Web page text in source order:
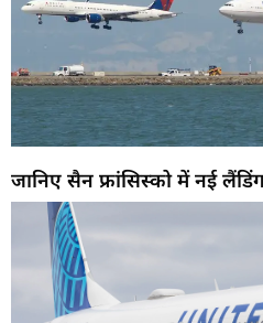
जानिए सैन फ्रांसिस्को में नई लैंडिंग